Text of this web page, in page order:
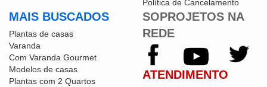
Política de Cancelamento
MAIS BUSCADOS
Plantas de casas
Varanda
Com Varanda Gourmet
Modelos de casas
Plantas com 2 Quartos
SOPROJETOS NA
REDE
ATENDIMENTO